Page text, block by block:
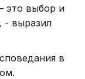
это выбор и
- выразил
в